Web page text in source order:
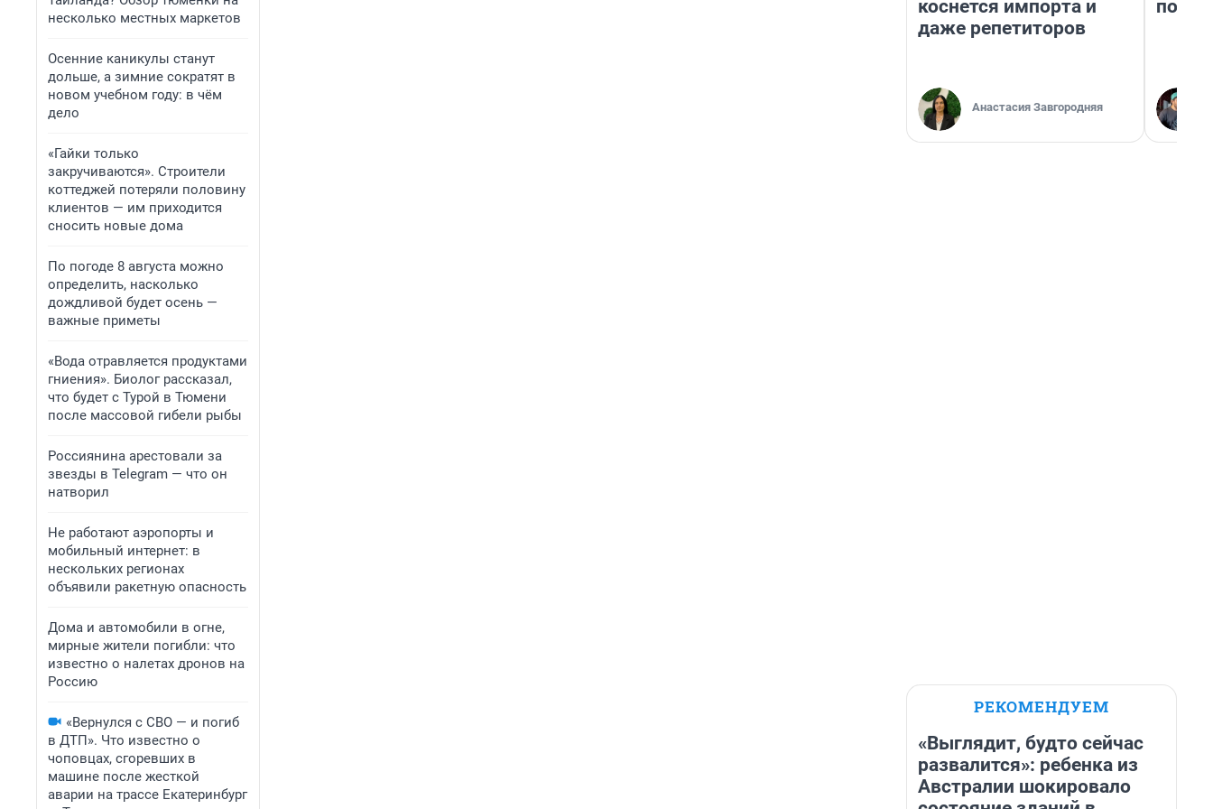
несколько местных маркетов
Осенние каникулы станут
дольше, а зимние сократят в
новом учебном году: в чём
дело
«Гайки только
закручиваются». Строители
коттеджей потеряли половину
клиентов — им приходится
сносить новые дома
По погоде 8 августа можно
определить, насколько
дождливой будет осень —
важные приметы
«Вода отравляется продуктами
гниения». Биолог рассказал,
что будет с Турой в Тюмени
после массовой гибели рыбы
Россиянина арестовали за
звезды в Telegram — что он
натворил
Не работают аэропорты и
мобильный интернет: в
нескольких регионах
объявили ракетную опасность
Дома и автомобили в огне,
мирные жители погибли: что
известно о налетах дронов на
Россию
«Вернулся с СВО — и погиб
в ДТП». Что известно о
чоповцах, сгоревших в
машине после жесткой
аварии на трассе Екатеринбург
коснется импорта и
даже репетиторов
Анастасия Завгородняя
РЕКОМЕНДУЕМ
«Выглядит, будто сейчас
развалится»: ребенка из
Австралии шокировало